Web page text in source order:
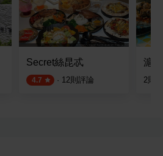
Secret絲昆忒
4.7 · 12則評論
滬
2則